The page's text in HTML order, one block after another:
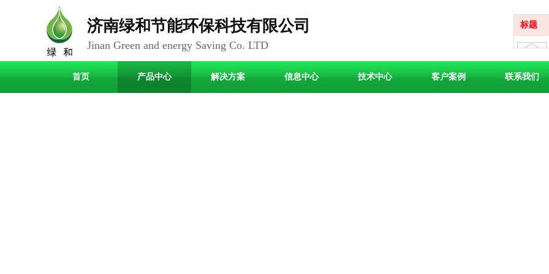
标题
济南绿和节能环保科技有限公司
Jinan Green and energy Saving Co. LTD
首页 产品中心 解决方案 信息中心 技术中心 客户案例 联系我们